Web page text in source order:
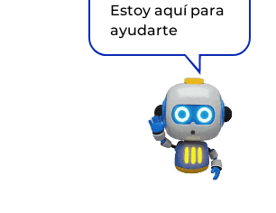
Estoy aquí para
ayudarte